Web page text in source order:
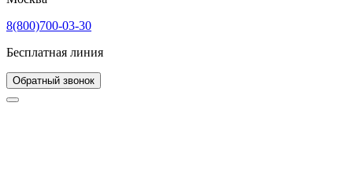
8(800)700-03-30
Бесплатная линия
Обратный звонок